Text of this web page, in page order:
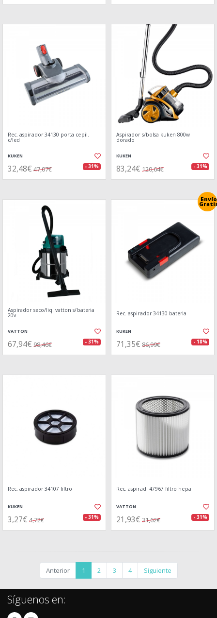
Rec. aspirador 34130 porta cepil.
c/led
KUKEN
32,48€ 47,07€ - 31%
Aspirador s/bolsa kuken 800w
dorado
KUKEN
83,24€ 120,64€ - 31%
Aspirador seco/liq. vatton s/bateria
20v
VATTON
67,94€ 98,46€ - 31%
Envío
Rec. aspirador 34130 bateria
KUKEN
71,35€ 86,99€ - 18%
Rec. aspirador 34107 filtro
KUKEN
3,27€ 4,72€ - 31%
Rec. aspirad. 47967 filtro hepa
VATTON
21,93€ 31,62€ - 31%
Anterior 1 2 3 4 Siguiente
Síguenos en: